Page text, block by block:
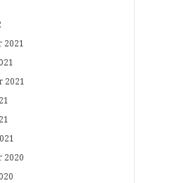
2021
2021
2020